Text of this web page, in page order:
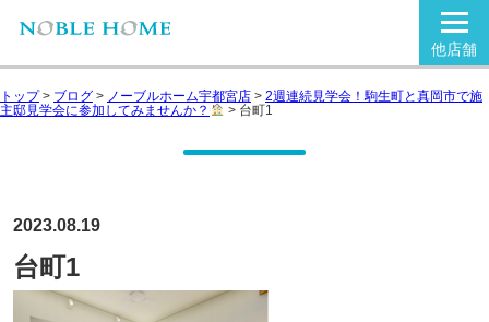
他店舗
トップ> ブログ > ノーブルホーム宇都宮店 > 2週連続見学会！駒生町と真岡市で施
主邸見学会に参加してみませんか？
> 台町1
2023.08.19
台町1